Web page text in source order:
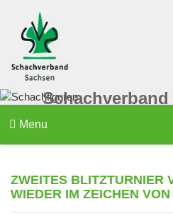
Schachverband
Menu
ZWEITES BLITZTURNIER
WIEDER IM ZEICHEN